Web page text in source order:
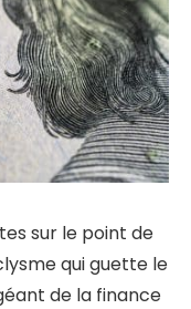
sur le point de
qui guette le
de la finance